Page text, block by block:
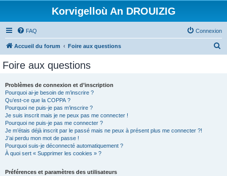
Korvigelloù An DROUIZIG
FAQ Connexion
Accueil du forum Foire aux questions
Foire aux questions
Problèmes de connexion et d’inscription
Pourquoi ai-je besoin de m’inscrire ?
Qu’est-ce que la COPPA ?
Pourquoi ne puis-je pas m’inscrire ?
Je suis inscrit mais je ne peux pas me connecter !
Pourquoi ne puis-je pas me connecter ?
Je m’étais déjà inscrit par le passé mais ne peux à présent plus me connecter ?!
J’ai perdu mon mot de passe !
Pourquoi suis-je déconnecté automatiquement ?
À quoi sert « Supprimer les cookies » ?
Préférences et paramètres des utilisateurs